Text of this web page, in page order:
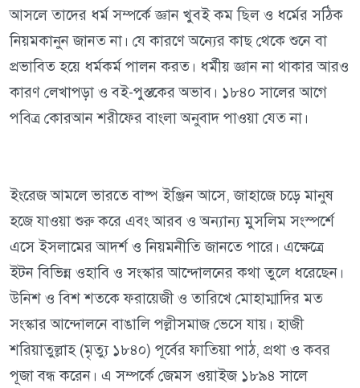
আসলে তাদের ধর্ম সম্পর্কে জ্ঞান খুবই কম ছিল ও ধর্মের সঠিক
নিয়মকানুন জানত না। যে কারণে অন্যের কাছ থেকে শুনে বা
প্রভাবিত হয়ে ধর্মকর্ম পালন করত। ধর্মীয় জ্ঞান না থাকার আরও
কারণ লেখাপড়া ও বই-পুস্তকের অভাব। ১৮৪০ সালের আগে
পবিত্র কোরআন শরীফের বাংলা অনুবাদ পাওয়া যেত না।
ইংরেজ আমলে ভারতে বাষ্প ইঞ্জিন আসে, জাহাজে চড়ে মানুষ
হজে যাওয়া শুরু করে এবং আরব ও অন্যান্য মুসলিম সংস্পর্শে
এসে ইসলামের আদর্শ ও নিয়মনীতি জানতে পারে। এক্ষেত্রে
ইটন বিভিন্ন ওহাবি ও সংস্কার আন্দোলনের কথা তুলে ধরেছেন।
উনিশ ও বিশ শতকে ফরায়েজী ও তারিখে মোহাম্মাদির মত
সংস্কার আন্দোলনে বাঙালি পল্লীসমাজ ভেসে যায়। হাজী
শরিয়াতুল্লাহ (মৃত্যু ১৮৪০) পূর্বের ফাতিয়া পাঠ, প্রথা ও কবর
পূজা বন্ধ করেন। এ সম্পর্কে জেমস ওয়াইজ ১৮৯৪ সালে